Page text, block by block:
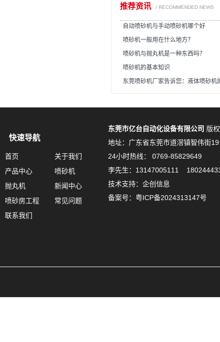
推荐资讯 / RECOMMENDED NEWS
自动喷砂机与手动喷砂机哪个好
喷砂机一般用在什么地方？
喷砂机与抛丸机是一种东西吗？
喷砂机的基本知识
东莞喷砂机厂家告诉您：液体喷砂机
快速导航
首页
关于我们
产品中心
喷砂机
抛丸机
新闻中心
喷砂房工程
常见问题
联系我们
东莞市亿台自动化设备有限公司 版
地址：广东省东莞市道滘镇智伟街
24小时热线： 0769-85829649
李先生：13147005111
技术支持：企创信息
备案号： 粤ICP备2024313147号